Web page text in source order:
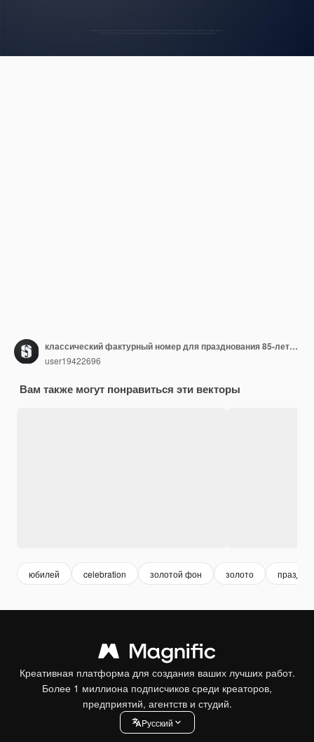
классический фактурный номер для празднования 85-летия.
user19422696
Вам также могут понравиться эти векторы
юбилей celebration золотой фон золото
Креативная платформа для создания ваших лучших работ.
Более 1 миллиона подписчиков среди креаторов,
предприятий, агентств и студий.
Pусский